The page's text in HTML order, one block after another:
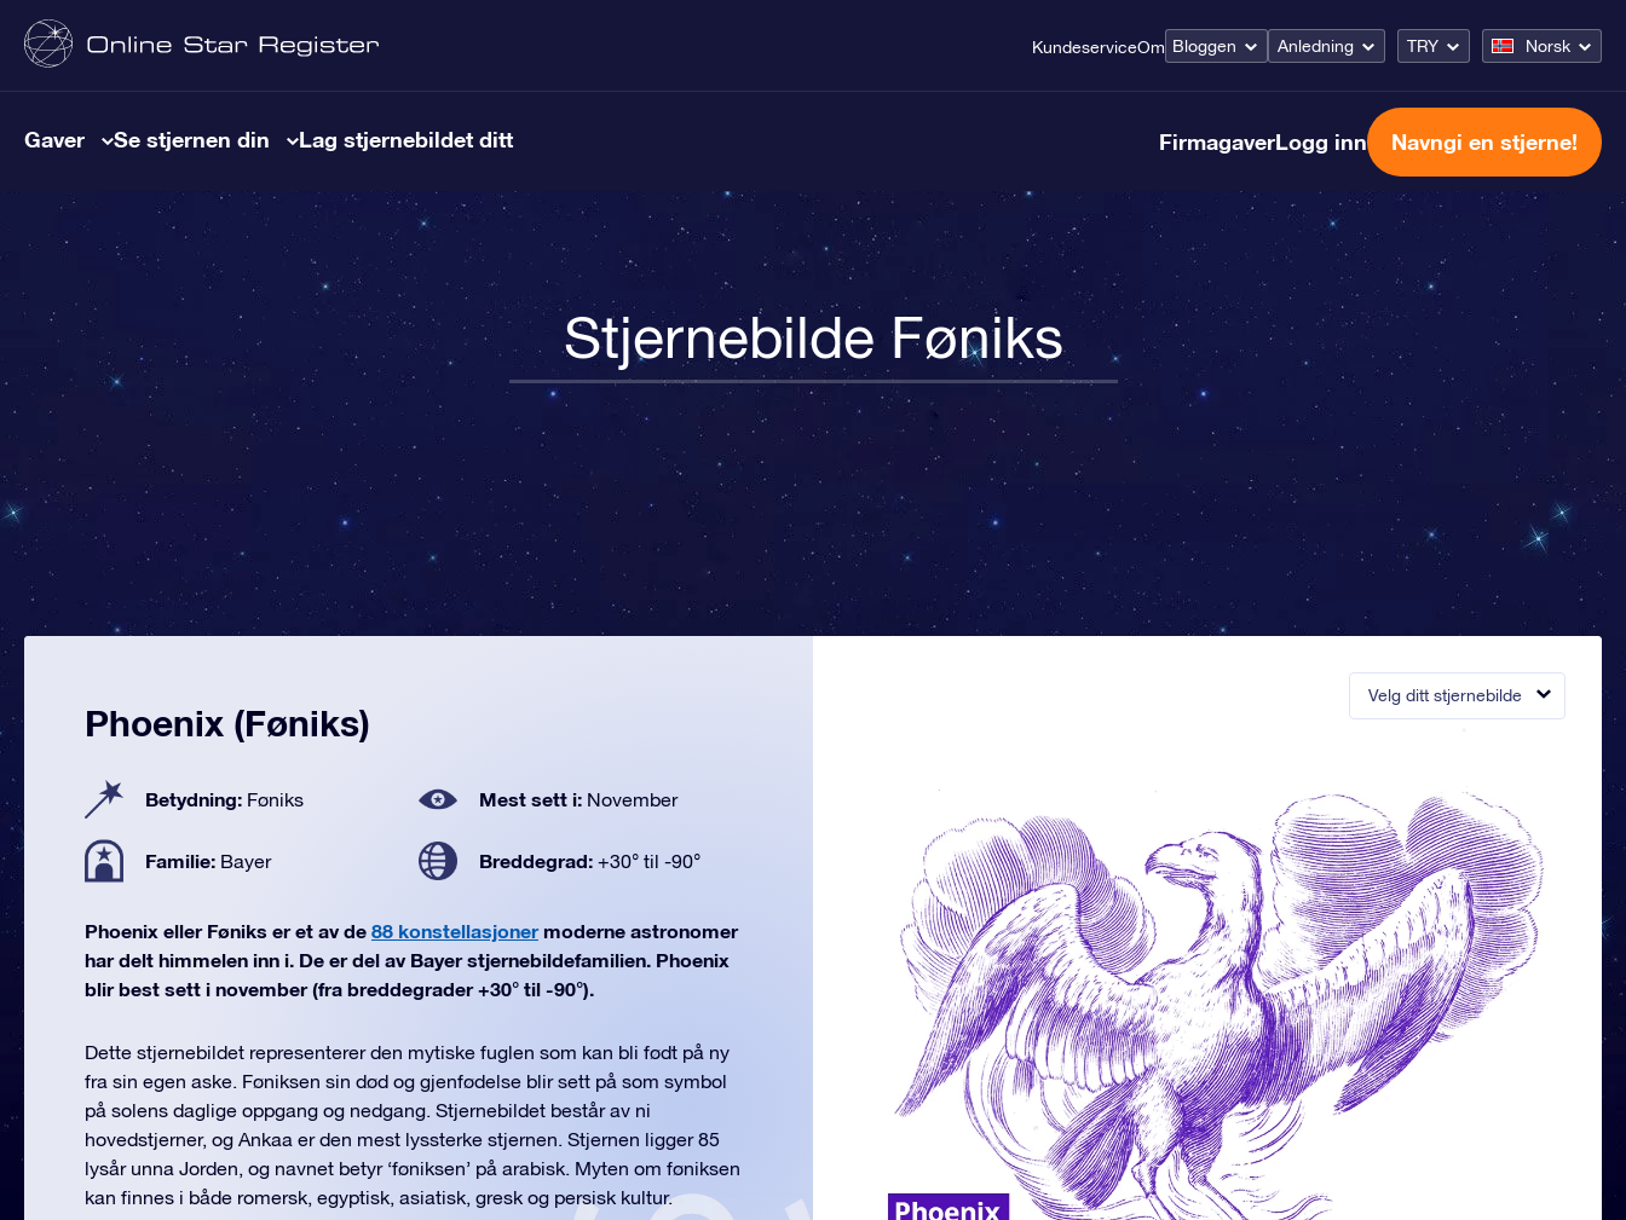
KundeserviceOm Bloggen Anledning TRY Norsk
Gaver Se stjernen din Lag stjernebildet ditt FirmagaverLogg inn Navngi en stjerne!
Stjernebilde Føniks
Velg ditt stjernebilde
Phoenix (Føniks)
Betydning: Føniks Mest sett i: November
Familie: Bayer Breddegrad: +30° til -90°
Phoenix eller Føniks er et av de 88 konstellasjonermoderne astronomer
har delt himmelen inn i. De er del av Bayer stjernebildefamilien. Phoenix
blir best sett i november (fra breddegrader +30° til -90°).
Dette stjernebildet representerer den mytiske fuglen som kan bli født på ny
fra sin egen aske. Føniksen sin død og gjenfødelse blir sett på som symbol
på solens daglige oppgang og nedgang. Stjernebildet består av ni
hovedstjerner, og Ankaa er den mest lyssterke stjernen. Stjernen ligger 85
lysår unna Jorden, og navnet betyr ‘føniksen’ på arabisk. Myten om føniksen
kan finnes i både romersk, egyptisk, asiatisk, gresk og persisk kultur.